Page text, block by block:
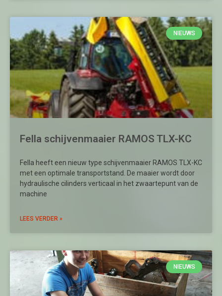
NIEUWS
Fella schijvenmaaier RAMOS TLX-KC
Fella heeft een nieuw type schijvenmaaier RAMOS TLX-KC
met een optimale transportstand. De maaier wordt door
hydraulische cilinders verticaal in het zwaartepunt van de
machine
LEES VERDER »
NIEUWS